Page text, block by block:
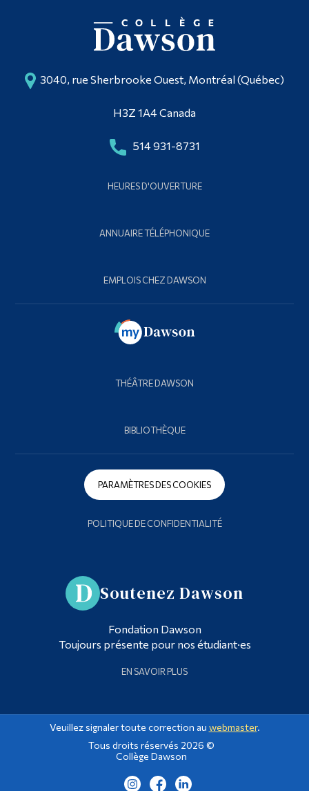
3040, rue Sherbrooke Ouest, Montréal (Québec)
H3Z 1A4 Canada
514 931-8731
HEURES D'OUVERTURE
ANNUAIRE TÉLÉPHONIQUE
EMPLOIS CHEZ DAWSON
THÉÂTRE DAWSON
BIBLIOTHÈQUE
PARAMÈTRES DES COOKIES
POLITIQUE DE CONFIDENTIALITÉ
Soutenez Dawson
Fondation Dawson
Toujours présente pour nos étudiant·es
EN SAVOIR PLUS
Veuillez signaler toute correction au webmaster.
Tous droits réservés 2026 ©
Collège Dawson